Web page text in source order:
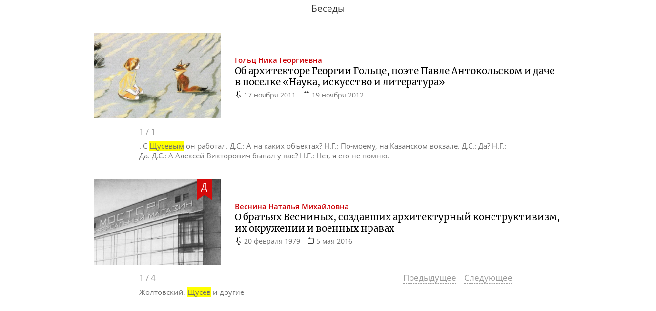
Беседы
Гольц Ника Георгиевна
Об архитекторе Георгии Гольце, поэте Павле Антокольском и даче
в поселке «Наука, искусство и литература»
17 ноября 2011 19 ноября 2012
1 / 1
. С Щусевым он работал. Д.С.: А на каких объектах? Н.Г.: По-моему, на Казанском вокзале. Д.С.: Да? Н.Г.:
Да. Д.С.: А Алексей Викторович бывал у вас? Н.Г.: Нет, я его не помню.
Д
Веснина Наталья Михайловна
О братьях Весниных, создавших архитектурный конструктивизм,
их окружении и военных нравах
20 февраля 1979 5 мая 2016
1 /4 Предыдущее Следующее
Жолтовский, Щусев и другие